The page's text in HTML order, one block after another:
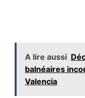
A lire aussi
balnéaires
Valencia